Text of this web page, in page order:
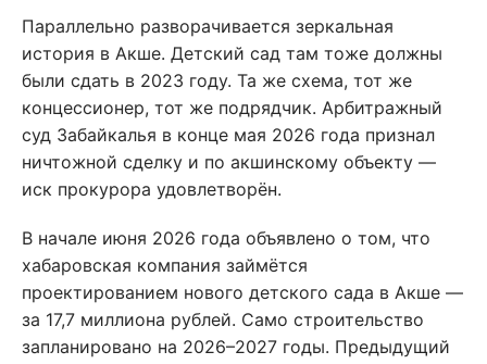
Параллельно разворачивается зеркальная
история в Акше. Детский сад там тоже должны
были сдать в 2023 году. Та же схема, тот же
концессионер, тот же подрядчик. Арбитражный
суд Забайкалья в конце мая 2026 года признал
ничтожной сделку и по акшинскому объекту —
иск прокурора удовлетворён.
В начале июня 2026 года объявлено о том, что
хабаровская компания займётся
проектированием нового детского сада в Акше —
за 17,7 миллиона рублей. Само строительство
запланировано на 2026–2027 годы. Предыдущий